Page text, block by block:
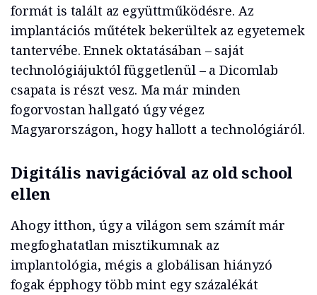
formát is talált az együttműködésre. Az
implantációs műtétek bekerültek az egyetemek
tantervébe. Ennek oktatásában – saját
technológiájuktól függetlenül – a Dicomlab
csapata is részt vesz. Ma már minden
fogorvostan hallgató úgy végez
Magyarországon, hogy hallott a technológiáról.
Digitális navigációval az old school
ellen
Ahogy itthon, úgy a világon sem számít már
megfoghatatlan misztikumnak az
implantológia, mégis a globálisan hiányzó
fogak épphogy több mint egy százalékát